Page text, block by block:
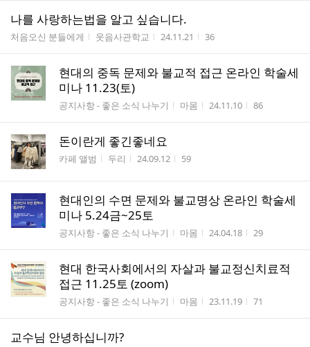
나를 사랑하는법을 알고 싶습니다.
게시판명
처음오신 분들에게 작성자
웃음사관학교 작성시간
24.11.21 조회수
36
현대의 중독 문제와 불교적 접근 온라인 학술세
미나 11.23(토)
게시판명
공지사항 - 좋은 소식 나누기 작성자
마몸 작성시간
24.11.10 조회수
86
돈이란게 좋긴좋네요
게시판명
카페 앨범 작성자
두리 작성시간
24.09.12 조회수
59
현대인의 수면 문제와 불교명상 온라인 학술세
미나 5.24금~25토
게시판명
공지사항 - 좋은 소식 나누기 작성자
마몸 작성시간
24.04.18 조회수
29
현대 한국사회에서의 자살과 불교정신치료적
접근 11.25토 (zoom)
게시판명
공지사항 - 좋은 소식 나누기 작성자
마몸 작성시간
23.11.19 조회수
71
교수님 안녕하십니까?